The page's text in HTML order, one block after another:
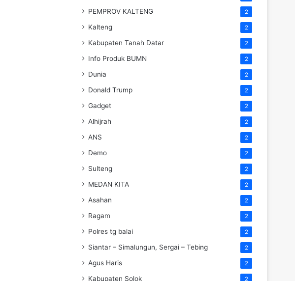
PEMPROV KALTENG 2
Kalteng 2
Kabupaten Tanah Datar 2
Info Produk BUMN 2
Dunia 2
Donald Trump 2
Gadget 2
Alhijrah 2
ANS 2
Demo 2
Sulteng 2
MEDAN KITA 2
Asahan 2
Ragam 2
Polres tg balai 2
Siantar – Simalungun, Sergai – Tebing 2
Agus Haris 2
Kabupaten Solok 2